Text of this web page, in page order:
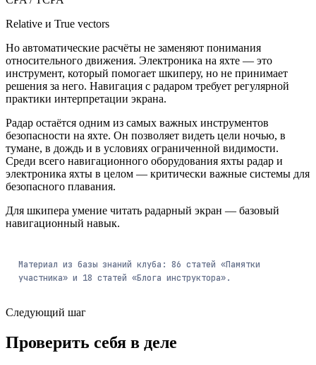
Relative и True vectors
Но автоматические расчёты не заменяют понимания
относительного движения. Электроника на яхте — это
инструмент, который помогает шкиперу, но не принимает
решения за него. Навигация с радаром требует регулярной
практики интерпретации экрана.
Радар остаётся одним из самых важных инструментов
безопасности на яхте. Он позволяет видеть цели ночью, в
тумане, в дождь и в условиях ограниченной видимости.
Среди всего навигационного оборудования яхты радар и
электроника яхты в целом — критически важные системы для
безопасного плавания.
Для шкипера умение читать радарный экран — базовый
навигационный навык.
Материал из базы знаний клуба: 86 статей «Памятки
участника» и 18 статей «Блога инструктора».
Следующий шаг
Проверить себя в деле